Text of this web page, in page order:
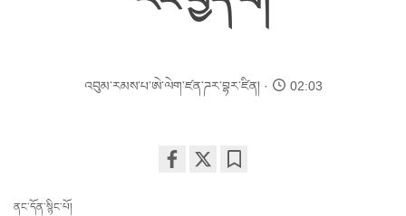
འབུམ་རམས་པ་ཨེ་ལེག་ཛན་ཌར་བྷར་ཛིན། 02:03
ནང་དོན་སྙིང་པོ།